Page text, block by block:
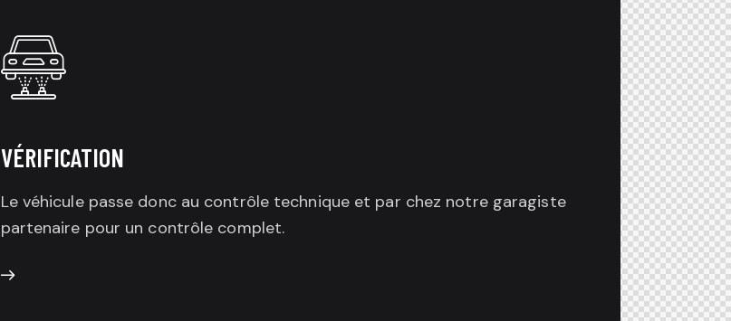
VÉRIFICATION
Le véhicule passe donc au contrôle technique et par chez notre garagiste
partenaire pour un contrôle complet.